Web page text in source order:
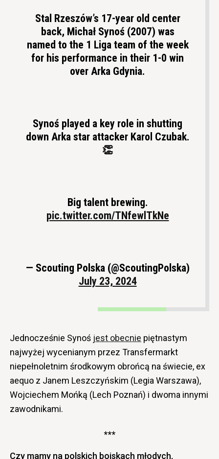
Stal Rzeszów’s 17-year old center
back, Michał Synoś (2007) was
named to the 1 Liga team of the week
for his performance in their 1-0 win
over Arka Gdynia.
Synoś played a key role in shutting
down Arka star attacker Karol Czubak.
👏
Big talent brewing.
pic.twitter.com/TNfewlTkNe
— Scouting Polska (@ScoutingPolska)
July 23, 2024
Jednocześnie Synoś jest obecnie piętnastym
najwyżej wycenianym przez Transfermarkt
niepełnoletnim środkowym obrońcą na świecie, ex
aequo z Janem Leszczyńskim (Legia Warszawa),
Wojciechem Mońką (Lech Poznań) i dwoma innymi
zawodnikami.
***
Czy mamy na polskich boiskach młodych,